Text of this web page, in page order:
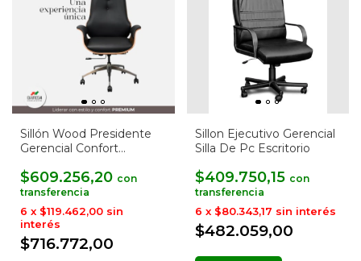
Sillón Wood Presidente
Gerencial Confort
$609.256,20 con
$716.772,00
6 x $119.462,00 sin
interés
Sillon Ejecutivo Gerencial
Silla De Pc Escritorio
$409.750,15 con
$482.059,00
6 x $80.343,17 sin interés